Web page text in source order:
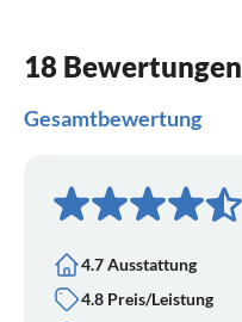
18 Bewertungen
Gesamtbewertung
4.7 Ausstattung
4.8 Preis/Leistung